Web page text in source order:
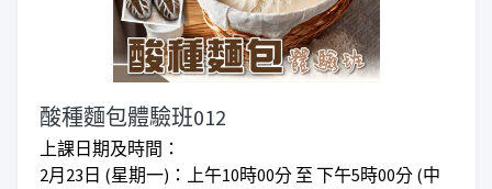
酸種麵包體驗班012
上課日期及時間：
2月23日 (星期一)：上午10時00分 至 下午5時00分 (中